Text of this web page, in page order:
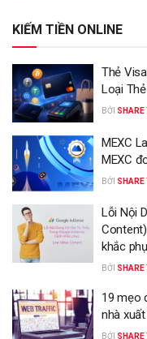
KIẾM TIỀN ONLINE
Thẻ
Loại
BỞI
MEXC
MEXC
BỞI
Lỗi Nội
khắc
BỞI
19 mẹo
nhà
BỞI